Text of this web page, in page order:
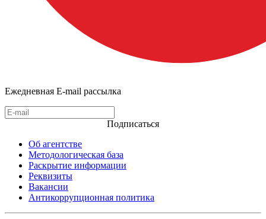
Ежедневная E-mail рассылка
Подписаться
Об агентстве
Методологическая база
Раскрытие информации
Реквизиты
Вакансии
Антикоррупционная политика